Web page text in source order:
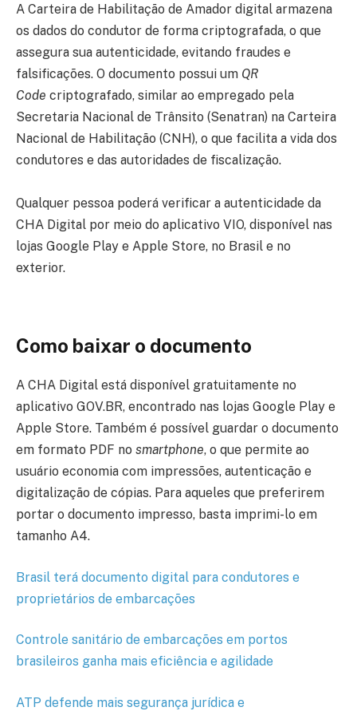
A Carteira de Habilitação de Amador digital armazena
os dados do condutor de forma criptografada, o que
assegura sua autenticidade, evitando fraudes e
falsificações. O documento possui um QR
Code criptografado, similar ao empregado pela
Secretaria Nacional de Trânsito (Senatran) na Carteira
Nacional de Habilitação (CNH), o que facilita a vida dos
condutores e das autoridades de fiscalização.
Qualquer pessoa poderá verificar a autenticidade da
CHA Digital por meio do aplicativo VIO, disponível nas
lojas Google Play e Apple Store, no Brasil e no
exterior.
Como baixar o documento
A CHA Digital está disponível gratuitamente no
aplicativo GOV.BR, encontrado nas lojas Google Play e
Apple Store. Também é possível guardar o documento
em formato PDF no smartphone, o que permite ao
usuário economia com impressões, autenticação e
digitalização de cópias. Para aqueles que preferirem
portar o documento impresso, basta imprimi-lo em
tamanho A4.
Brasil terá documento digital para condutores e
proprietários de embarcações
Controle sanitário de embarcações em portos
brasileiros ganha mais eficiência e agilidade
ATP defende mais segurança jurídica e